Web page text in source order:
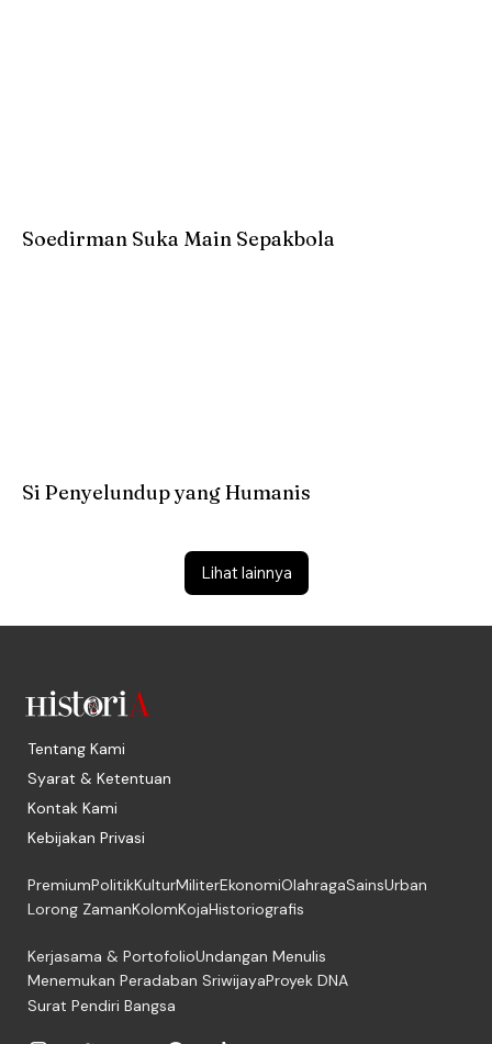
Lihat lainnya
Soedirman Suka Main Sepakbola
Si Penyelundup yang Humanis
Tentang Kami
Syarat & Ketentuan
Kontak Kami
Kebijakan Privasi
PremiumPolitikKulturMiliterEkonomiOlahragaSainsUrban
Lorong ZamanKolomKojaHistoriografis
Kerjasama & PortofolioUndangan Menulis
Menemukan Peradaban SriwijayaProyek DNA
Surat Pendiri Bangsa